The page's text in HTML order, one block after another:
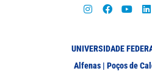
UNIVERSIDADE
Alfenas | Poços de